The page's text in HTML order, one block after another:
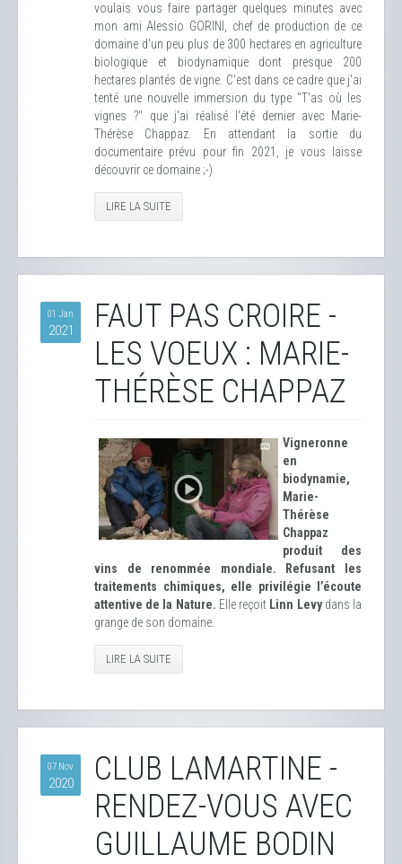
voulais vous faire partager quelques minutes avec
mon ami Alessio GORINI, chef de production de ce
domaine d'un peu plus de 300 hectares en agriculture
biologique et biodynamique dont presque 200
hectares plantés de vigne. C'est dans ce cadre que j'ai
tenté une nouvelle immersion du type "T'as où les
vignes ?" que j'ai réalisé l'été dernier avec Marie-
Thérèse Chappaz. En attendant la sortie du
documentaire prévu pour fin 2021, je vous laisse
découvrir ce domaine ;-)
LIRE LA SUITE
01 Jan
2021
FAUT PAS CROIRE -
LES VOEUX : MARIE-
THÉRÈSE CHAPPAZ
Vigneronne
en
biodynamie,
Marie-
Thérèse
Chappaz
produit des
vins de renommée mondiale. Refusant les
traitements chimiques, elle privilégie l’écoute
attentive de la Nature. Elle reçoit Linn Levydans la
grange de son domaine.
LIRE LA SUITE
07 Nov
2020
CLUB LAMARTINE -
RENDEZ-VOUS AVEC
GUILLAUME BODIN